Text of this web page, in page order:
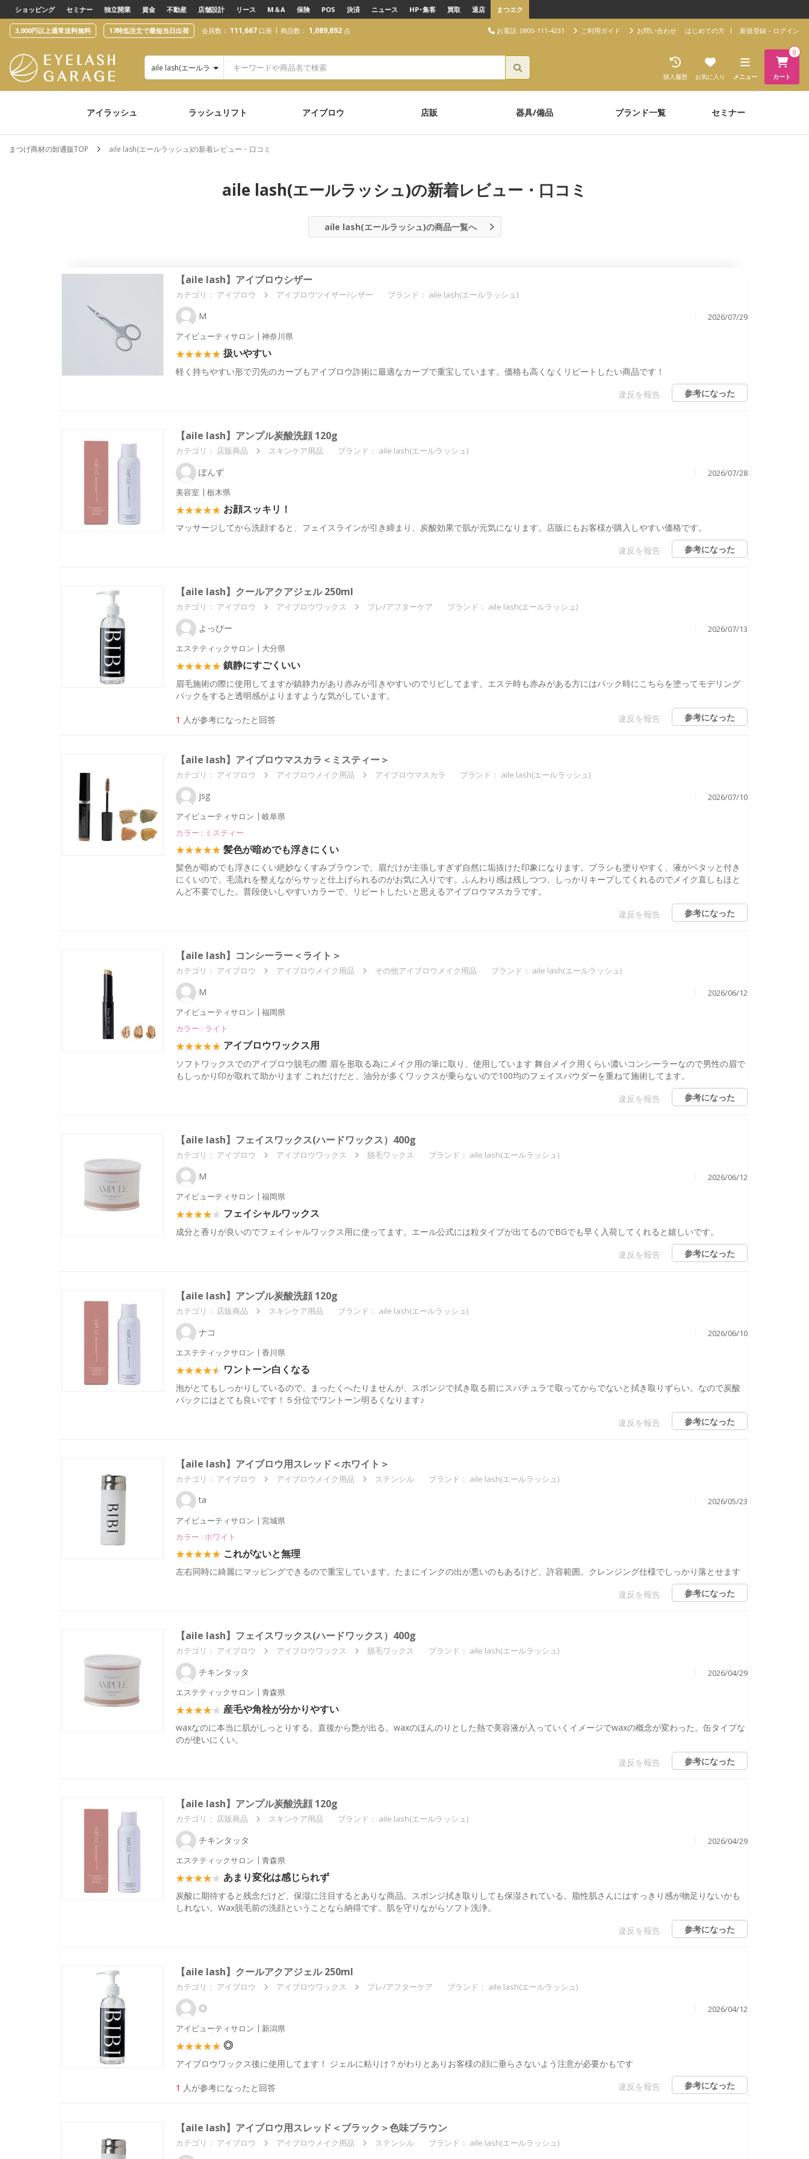
text.skipToContent
text.skipToNavigation
ショッピング セミナー 独立開業 資金 不動産 店舗設計 リース M＆A 保険 POS 決済 ニュース HP･集客 買取 退店 まつエク
3,000円以上通常送料無料 17時迄注文で最短当日出荷 会員数： 111,667 口座 商品数： 1,089,892 点 お電話: 0800-111-4231 ご利用ガイド お問い合わせ はじめての方 新規登録・ログイン
カート
0
メニュー
お気に入り
購入履歴
aile lash(エールラッシュ)
アイラッシュ ラッシュリフト アイブロウ 店販 器具/備品 ブランド一覧 セミナー
まつげ商材の卸通販TOP aile lash(エールラッシュ)の新着レビュー・口コミ
aile lash(エールラッシュ)の新着レビュー・口コミ
aile lash(エールラッシュ)の商品一覧へ
【aile lash】アイブロウシザー
カテゴリ： アイブロウ アイブロウツイザー/シザー ブランド： aile lash(エールラッシュ)
M
2026/07/29
アイビューティサロン
神奈川県
扱いやすい
軽く持ちやすい形で刃先のカーブもアイブロウ詐術に最適なカーブで重宝しています。価格も高くなくリピートしたい商品です！
違反を報告
参考になった
【aile lash】アンプル炭酸洗顔 120g
カテゴリ： 店販商品 スキンケア用品 ブランド： aile lash(エールラッシュ)
ぽんず
2026/07/28
美容室
栃木県
お顔スッキリ！
マッサージしてから洗顔すると、フェイスラインが引き締まり、炭酸効果で肌が元気になります。店販にもお客様が購入しやすい価格です。
違反を報告
参考になった
【aile lash】クールアクアジェル 250ml
カテゴリ： アイブロウ アイブロウワックス プレ/アフターケア ブランド： aile lash(エールラッシュ)
よっぴー
2026/07/13
エステティックサロン
大分県
鎮静にすごくいい
眉毛施術の際に使用してますが鎮静力があり赤みが引きやすいのでリピしてます。エステ時も赤みがある方にはパック時にこちらを塗ってモデリング
パックをすると透明感がよりますような気がしています。
1 人が参考になったと回答 違反を報告 参考になった
【aile lash】アイブロウマスカラ＜ミスティー＞
カテゴリ： アイブロウ アイブロウメイク用品 アイブロウマスカラ ブランド： aile lash(エールラッシュ)
jsg
2026/07/10
アイビューティサロン
岐阜県
カラー : ミスティー
髪色が暗めでも浮きにくい
髪色が暗めでも浮きにくい絶妙なくすみブラウンで、眉だけが主張しすぎず自然に垢抜けた印象になります。ブラシも塗りやすく、液がベタッと付き
にくいので、毛流れを整えながらサッと仕上げられるのがお気に入りです。ふんわり感は残しつつ、しっかりキープしてくれるのでメイク直しもほと
んど不要でした。普段使いしやすいカラーで、リピートしたいと思えるアイブロウマスカラです。
違反を報告
参考になった
【aile lash】コンシーラー＜ライト＞
カテゴリ： アイブロウ アイブロウメイク用品 その他アイブロウメイク用品 ブランド： aile lash(エールラッシュ)
M
2026/06/12
アイビューティサロン
福岡県
カラー : ライト
アイブロウワックス用
ソフトワックスでのアイブロウ脱毛の際 眉を形取る為にメイク用の筆に取り、使用しています 舞台メイク用くらい濃いコンシーラーなので男性の眉で
もしっかり印が取れて助かります これだけだと、油分が多くワックスが乗らないので100均のフェイスパウダーを重ねて施術してます。
違反を報告
参考になった
【aile lash】フェイスワックス(ハードワックス）400g
カテゴリ： アイブロウ アイブロウワックス 脱毛ワックス ブランド： aile lash(エールラッシュ)
M
2026/06/12
アイビューティサロン
福岡県
フェイシャルワックス
成分と香りが良いのでフェイシャルワックス用に使ってます。エール公式には粒タイプが出てるのでBGでも早く入荷してくれると嬉しいです。
違反を報告
参考になった
【aile lash】アンプル炭酸洗顔 120g
カテゴリ： 店販商品 スキンケア用品 ブランド： aile lash(エールラッシュ)
ナコ
2026/06/10
エステティックサロン
香川県
ワントーン白くなる
泡がとてもしっかりしているので、まったくへたりませんが、スポンジで拭き取る前にスパチュラで取ってからでないと拭き取りずらい。なので炭酸
パックにはとても良いです！５分位でワントーン明るくなります♪
違反を報告
参考になった
【aile lash】アイブロウ用スレッド＜ホワイト＞
カテゴリ： アイブロウ アイブロウメイク用品 ステンシル ブランド： aile lash(エールラッシュ)
ta
2026/05/23
アイビューティサロン
宮城県
カラー : ホワイト
これがないと無理
左右同時に綺麗にマッピングできるので重宝しています。たまにインクの出が悪いのもあるけど、許容範囲。クレンジング仕様でしっかり落とせます
違反を報告
参考になった
【aile lash】フェイスワックス(ハードワックス）400g
カテゴリ： アイブロウ アイブロウワックス 脱毛ワックス ブランド： aile lash(エールラッシュ)
チキンタッタ
2026/04/29
エステティックサロン
青森県
産毛や角栓が分かりやすい
waxなのに本当に肌がしっとりする。直後から艶が出る。waxのほんのりとした熱で美容液が入っていくイメージでwaxの概念が変わった。缶タイプな
のが使いにくい。
違反を報告
参考になった
【aile lash】アンプル炭酸洗顔 120g
カテゴリ： 店販商品 スキンケア用品 ブランド： aile lash(エールラッシュ)
チキンタッタ
2026/04/29
エステティックサロン
青森県
あまり変化は感じられず
炭酸に期待すると残念だけど、保湿に注目するとありな商品。スポンジ拭き取りしても保湿されている。脂性肌さんにはすっきり感が物足りないかも
しれない。Wax脱毛前の洗顔ということなら納得です。肌を守りながらソフト洗浄。
違反を報告
参考になった
【aile lash】クールアクアジェル 250ml
カテゴリ： アイブロウ アイブロウワックス プレ/アフターケア ブランド： aile lash(エールラッシュ)
◎
2026/04/12
アイビューティサロン
新潟県
◎
アイブロウワックス後に使用してます！ ジェルに粘りけ？がわりとありお客様の顔に垂らさないよう注意が必要かもです
1 人が参考になったと回答 違反を報告 参考になった
【aile lash】アイブロウ用スレッド＜ブラック＞色味ブラウン
カテゴリ： アイブロウ アイブロウメイク用品 ステンシル ブランド： aile lash(エールラッシュ)